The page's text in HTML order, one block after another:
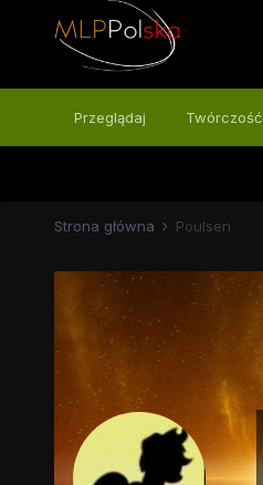
Przeglądaj Twórczość
Strona główna Poulsen